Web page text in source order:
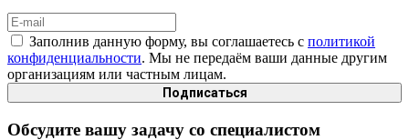
Заполнив данную форму, вы соглашаетесь с политикой
конфиденциальности. Мы не передаём ваши данные другим
организациям или частным лицам.
Обсудите вашу задачу со специалистом